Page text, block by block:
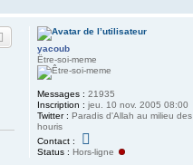
yacoub
Être-soi-meme
Messages : 21935
Inscription : jeu. 10 nov. 2005 08:00
Twitter : Paradis d'Allah au milieu des
houris
Contact :
o
n
Status : Hors-ligne